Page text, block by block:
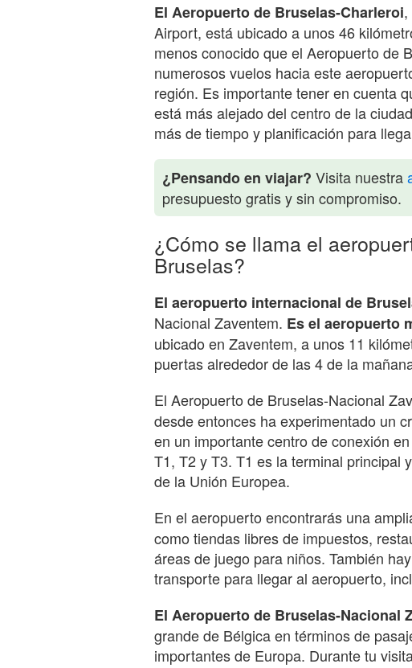
El Aeropuerto de Bruselas-Charleroi
Airport, está ubicado a unos 46
menos conocido que el Aeropuerto de
numerosos vuelos hacia este
región. Es importante tener en cuenta
está más alejado del centro de la
más de tiempo y planificación para
¿Pensando en viajar? Visita nuestra
presupuesto gratis y sin compromiso.
¿Cómo se llama el
Bruselas?
El aeropuerto internacional de
Nacional Zaventem. Es el aeropuerto
ubicado en Zaventem, a unos 11
puertas alrededor de las 4 de la
El Aeropuerto de Bruselas-Nacional
desde entonces ha experimentado un
en un importante centro de conexión
T1, T2 y T3. T1 es la terminal principal
de la Unión Europea.
En el aeropuerto encontrarás una
como tiendas libres de impuestos,
áreas de juego para niños. También
transporte para llegar al aeropuerto,
El Aeropuerto de Bruselas-Nacional
grande de Bélgica en términos de
importantes de Europa. Durante tu